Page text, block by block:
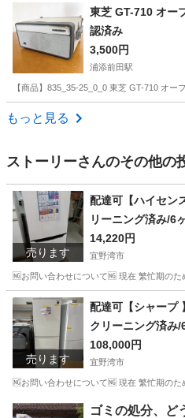
沖縄 中頭郡 浦添前田駅 季節
東芝 GT-710 オー
認済み
3,500円
浦添前田駅
【商品】835_35-25_0_0 東芝 GT-710 オ
沖縄 中頭郡
もっと見る
ストーリーさんのその他の
売ります
配達可【ハイセン
リーニング済み/6
佐
14,220円
宜野湾市
🆖お問い合わせについて🆖 現在 繁忙期の
沖縄 宜野湾市 キッチン家電
売ります
配達可【シャープ
クリーニング済み
5】横
108,000円
宜野湾市
🆖お問い合わせについて🆖 現在 繁忙期の
沖縄 宜野湾市 キッチン家電
ゴミの処分、